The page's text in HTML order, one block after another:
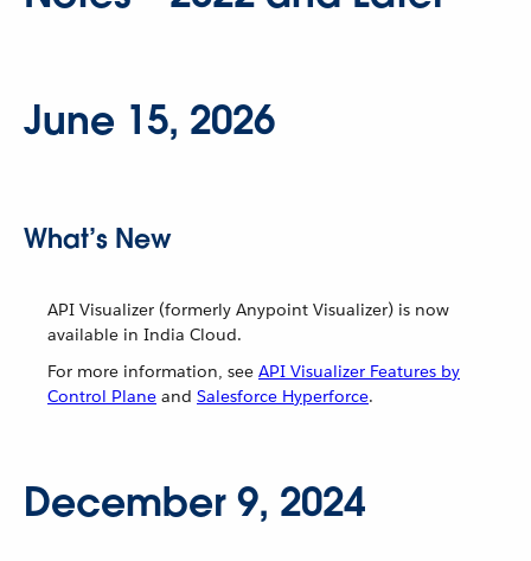
June 15, 2026
What’s New
API Visualizer (formerly Anypoint Visualizer) is now
available in India Cloud.
For more information, see API Visualizer Features by
Control Plane and Salesforce Hyperforce.
December 9, 2024